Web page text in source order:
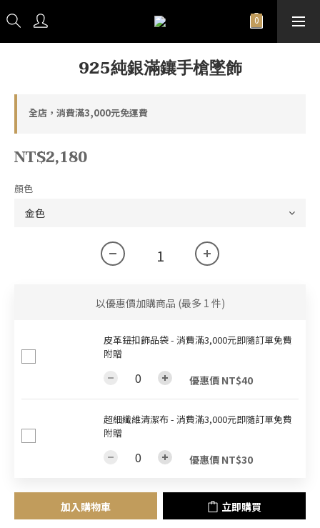
925純銀滿鑲手槍墜飾
全店，消費滿3,000元免運費
NT$2,180
顏色
以優惠價加購商品 (最多 1 件)
皮革鈕扣飾品袋 - 消費滿3,000元即隨訂單免費
附贈
優惠價 NT$40
超細纖維清潔布 - 消費滿3,000元即隨訂單免費
附贈
優惠價 NT$30
加入購物車 立即購買